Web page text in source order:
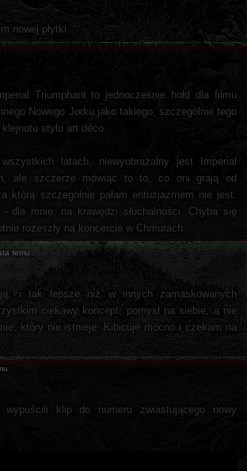
nowej płytki.
Triumphant to jednocześnie hołd dla filmu
Nowego Jorku jako takiego, szczególnie tego
stylu art déco.
latach, niewyobrażalny jest Imperial
ale szczerze mówiąc to to, co oni grają od
którą szczególnie pałam entuzjazmem nie jest.
dla mnie, na krawędzi słuchalności. Chyba się
rozeszły na koncercie w Chmurach.
temu
i tak lepsze niż w innych zamaskowanych
ciekawy koncept, pomysł na siebie, a nie
który nie istnieje. Kibicuje mocno i czekam na
wypuścili klip do numeru zwiastującego nowy